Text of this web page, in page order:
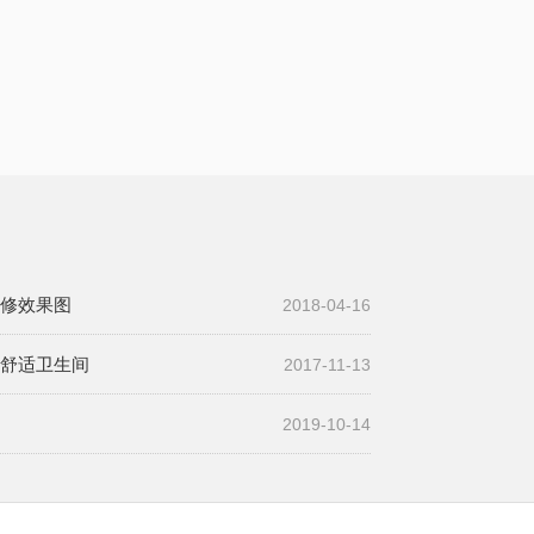
效果图 2018-04-16
适卫生间 2017-11-13
2019-10-14